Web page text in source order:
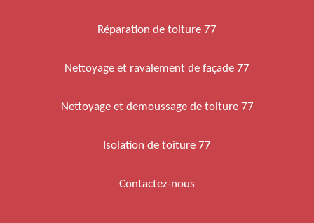
Réparation de toiture 77
Nettoyage et ravalement de façade 77
Nettoyage et demoussage de toiture 77
Isolation de toiture 77
Contactez-nous